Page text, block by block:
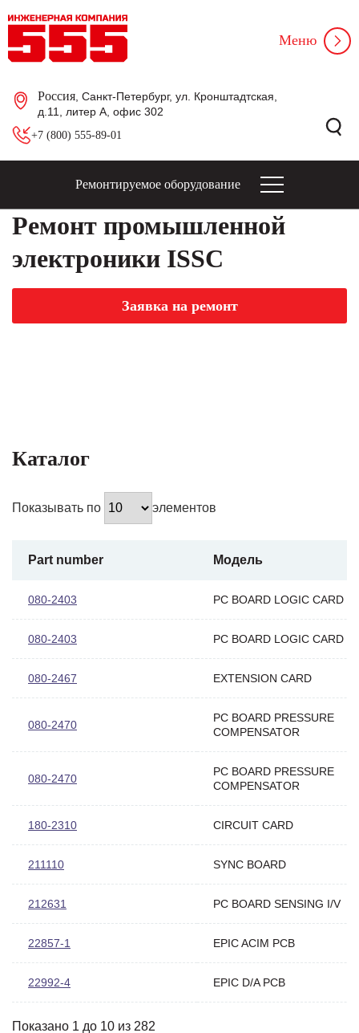
Россия , Санкт-Петербург, ул. Кронштадтская,
д.11, литер А, офис 302
+7 (800) 555-89-01
Меню
Ремонтируемое оборудование
Ремонт промышленной
электроники ISSC
Заявка на ремонт
Каталог
Показывать по элементов
Part number Модель
080-2403 PC BOARD LOGIC CARD
080-2403 PC BOARD LOGIC CARD
080-2467 EXTENSION CARD
080-2470
PC BOARD PRESSURE
COMPENSATOR
080-2470
PC BOARD PRESSURE
COMPENSATOR
180-2310 CIRCUIT CARD
211110 SYNC BOARD
212631 PC BOARD SENSING I/V
22857-1 EPIC ACIM PCB
22992-4 EPIC D/A PCB
Показано 1 до 10 из 282